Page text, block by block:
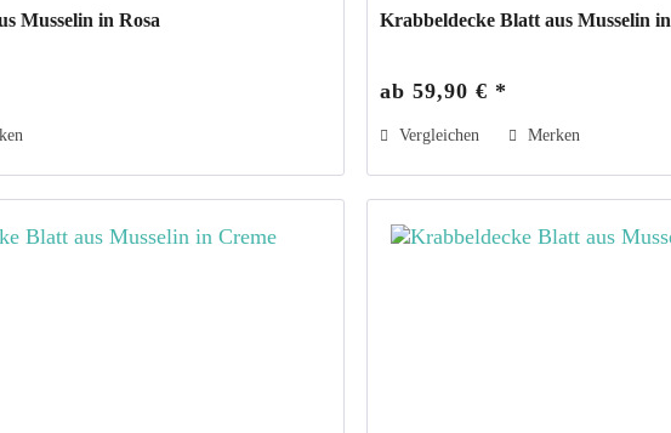
Musselin in Rosa Krabbeldecke Blatt aus Musselin
ab 59,90 € *
Vergleichen Merken